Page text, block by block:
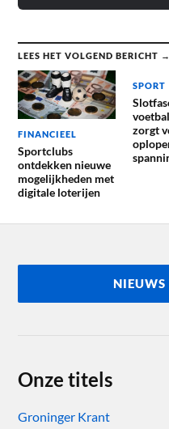
LEES HET VOLGEND BERICHT →
FINANCIEEL
Sportclubs
ontdekken nieuwe
mogelijkheden met
digitale loterijen
SPORT
zorgt
NIEUWS
Onze titels
Groninger Krant